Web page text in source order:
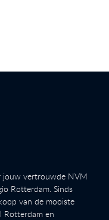
jouw vertrouwde NVM
Rotterdam. Sinds
van de mooiste
Rotterdam en